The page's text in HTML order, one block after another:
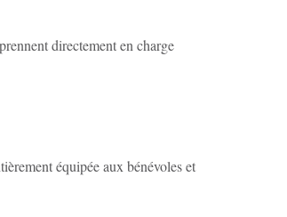
directement en charge
équipée aux bénévoles et